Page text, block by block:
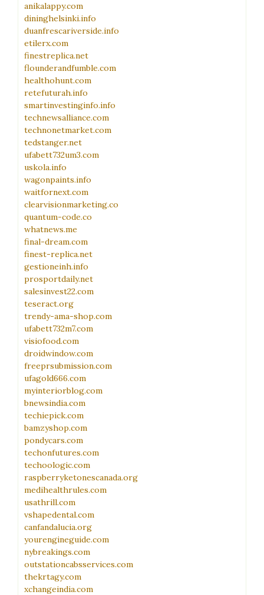
anikalappy.com
dininghelsinki.info
duanfrescariverside.info
etilerx.com
finestreplica.net
flounderandfumble.com
healthohunt.com
retefuturah.info
smartinvestinginfo.info
technewsalliance.com
technonetmarket.com
tedstanger.net
ufabett732um3.com
uskola.info
wagonpaints.info
waitfornext.com
clearvisionmarketing.co
quantum-code.co
whatnews.me
final-dream.com
finest-replica.net
gestioneinh.info
prosportdaily.net
salesinvest22.com
teseract.org
trendy-ama-shop.com
ufabett732m7.com
visiofood.com
droidwindow.com
freeprsubmission.com
ufagold666.com
myinteriorblog.com
bnewsindia.com
techiepick.com
bamzyshop.com
pondycars.com
techonfutures.com
techoologic.com
raspberryketonescanada.org
medihealthrules.com
usathrill.com
vshapedental.com
canfandalucia.org
yourengineguide.com
nybreakings.com
outstationcabsservices.com
thekrtagy.com
xchangeindia.com